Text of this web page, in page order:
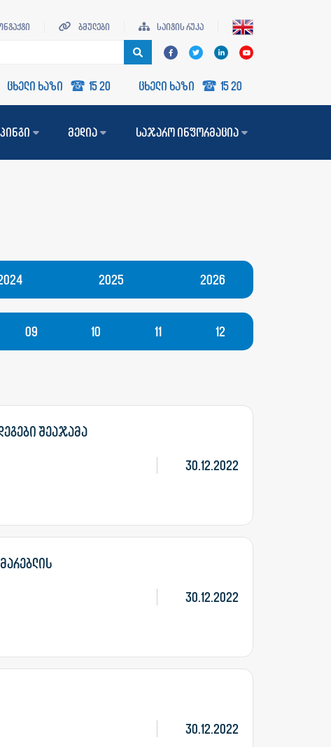
ხაზი 15 20 ცხელი ხაზი 15 20
ბმულები საიტის რუკა
მედია საჯარო ინფორმაცია
2025 2026
09 10 11 12
შეაჯამა
30.12.2022
30.12.2022
30.12.2022